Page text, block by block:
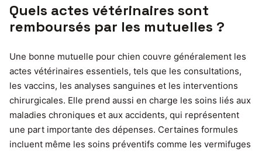
Quels actes vétérinaires sont
remboursés par les mutuelles ?
Une bonne mutuelle pour chien couvre généralement les
actes vétérinaires essentiels, tels que les consultations,
les vaccins, les analyses sanguines et les interventions
chirurgicales. Elle prend aussi en charge les soins liés aux
maladies chroniques et aux accidents, qui représentent
une part importante des dépenses. Certaines formules
incluent même les soins préventifs comme les vermifuges